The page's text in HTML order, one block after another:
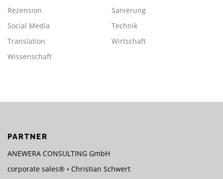
Rezension
Sanierung
Social Media
Technik
Translation
Wirtschaft
Wissenschaft
PARTNER
ANEWERA CONSULTING GmbH
corporate sales® • Christian Schwert